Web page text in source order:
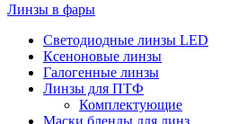
Линзы в фары
Светодиодные линзы LED
Ксеноновые линзы
Галогенные линзы
Линзы для ПТФ
Комплектующие
Маски бленды для линз